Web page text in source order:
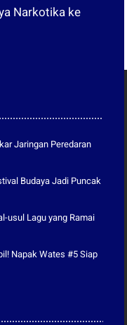
Narkotika ke
Jaringan Peredaran
Budaya Jadi Puncak
usul Lagu yang Ramai
Napak Wates #5 Siap